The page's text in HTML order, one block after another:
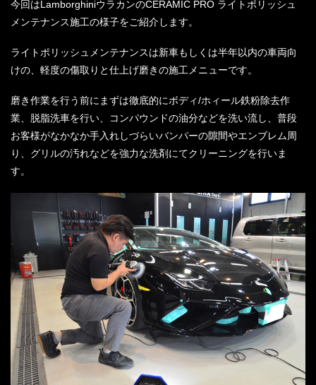
今回はLamborghiniウラカンのCERAMIC PRO ライトポリッシュ
メンテナンス施工の様子をご紹介します。
ライトポリッシュメンテナンスは新車もしくは半年以内の車両向
けの、軽度の傷取りと仕上げ磨きの施工メニューです。
磨き作業を行う前にまずは徹底的にボディ/ホィール鉄粉除去作
業、脱脂洗車を行い、コンパウンドの油分などを洗い流し、普段
お客様がなかなか手入れしづらいバンパーの隙間やエンブレム周
り、グリルの汚れなどを強力な洗剤にてクリーニングを行いま
す。